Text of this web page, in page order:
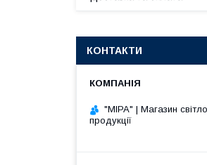
КОНТАКТИ
"МІРА" | Магазин
продукції